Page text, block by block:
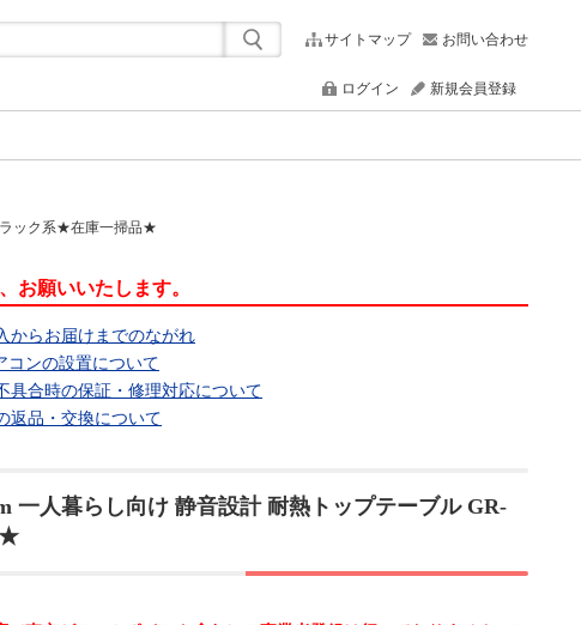
サイトマップ お問い合わせ
ログイン 新規会員登録
ラック系★在庫一掃品★
お願いいたします。
からお届けまでのながれ
コンの設置について
具合時の保証・修理対応について
返品・交換について
一人暮らし向け 静音設計 耐熱トップテーブル GR-
★